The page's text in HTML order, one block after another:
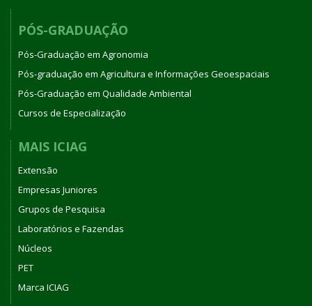
PÓS-GRADUAÇÃO
Pós-Graduação em Agronomia
Pós-graduação em Agricultura e Informações Geoespaciais
Pós-Graduação em Qualidade Ambiental
Cursos de Especialização
MAIS ICIAG
Extensão
Empresas Juniores
Grupos de Pesquisa
Laboratórios e Fazendas
Núcleos
PET
Marca ICIAG